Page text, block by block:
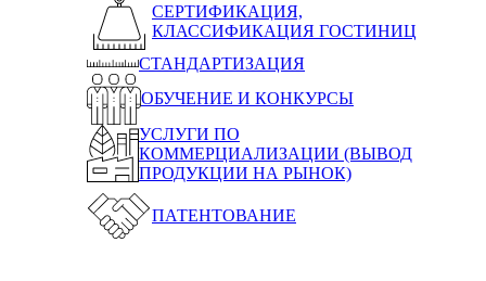
СЕРТИФИКАЦИЯ,
КЛАССИФИКАЦИЯ ГОСТИНИЦ
СТАНДАРТИЗАЦИЯ
ОБУЧЕНИЕ И КОНКУРСЫ
УСЛУГИ ПО
КОММЕРЦИАЛИЗАЦИИ (ВЫВОД
ПРОДУКЦИИ НА РЫНОК)
ПАТЕНТОВАНИЕ